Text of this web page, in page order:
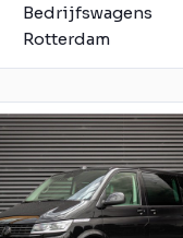
Bedrijfswagens
Rotterdam